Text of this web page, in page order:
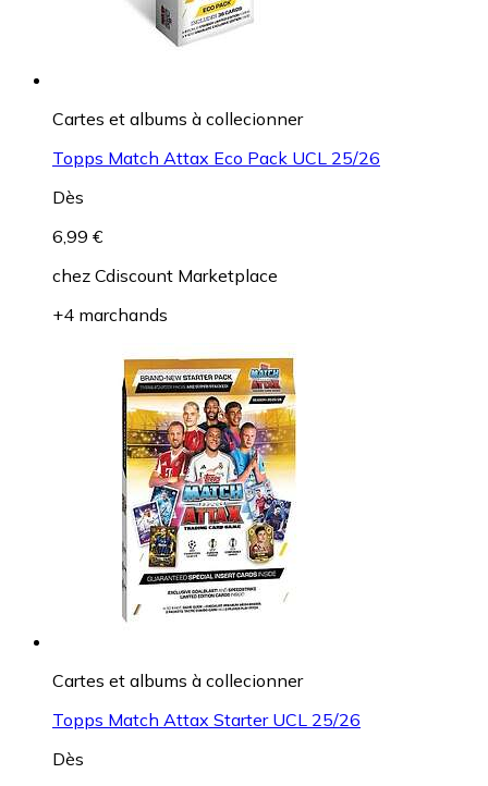
Cartes et albums à collecionner
Topps Match Attax Eco Pack UCL 25/26
Dès
6,99 €
chez Cdiscount Marketplace
+4 marchands
Cartes et albums à collecionner
Topps Match Attax Starter UCL 25/26
Dès